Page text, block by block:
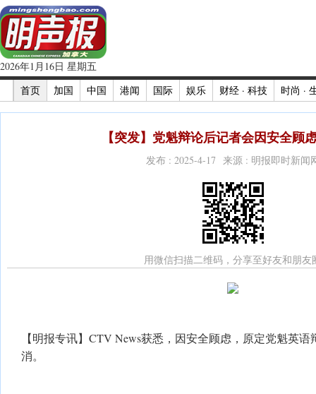
2026年1月16日 星期五
首页
加国 中国 港闻 国际 娱乐 财经 · 科技 时尚 ·
【突发】党魁辩论后记者会因安全顾
发布 : 2025-4-17 来源 : 明报即时新闻
用微信扫描二维码，分享至好友和朋友
【明报专讯】CTV News获悉，因安全顾虑，原定党魁英
消。